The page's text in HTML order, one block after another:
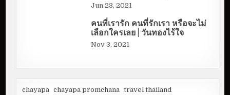
Jun 23, 2021
คนที่เรารัก คนที่รักเรา หรือจะไม่
เลือกใครเลย | วันทองไร้ใจ
Nov 3, 2021
chayapa chayapa promchana
travel thailand